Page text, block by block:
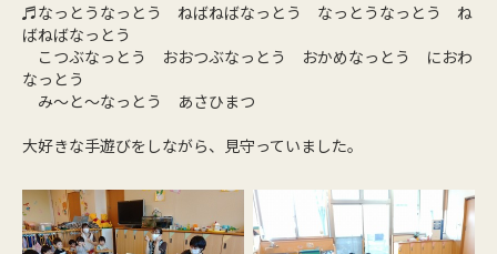
♬なっとうなっとう ねばねばなっとう なっとうなっとう ね
ばねばなっとう
こつぶなっとう おおつぶなっとう おかめなっとう におわ
なっとう
み～と～なっとう あさひまつ
大好きな手遊びをしながら、見守っていました。